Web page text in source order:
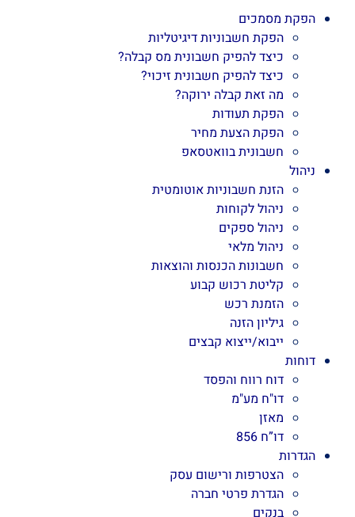
הפקת מסמכים
הפקת חשבוניות דיגיטליות
כיצד להפיק חשבונית מס קבלה?
כיצד להפיק חשבונית זיכוי?
מה זאת קבלה ירוקה?
הפקת תעודות
הפקת הצעת מחיר
חשבונית בוואטסאפ
ניהול
הזנת חשבוניות אוטומטית
ניהול לקוחות
ניהול ספקים
ניהול מלאי
חשבונות הכנסות והוצאות
קליטת רכוש קבוע
הזמנת רכש
גיליון הזנה
ייבוא/ייצוא קבצים
דוחות
דוח רווח והפסד
דו"ח מע"מ
מאזן
דו”ח 856
הגדרות
הצטרפות ורישום עסק
הגדרת פרטי חברה